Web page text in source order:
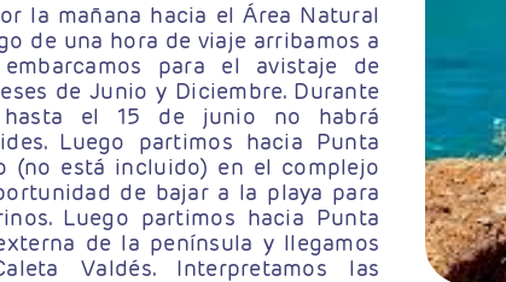
la mañana hacia el Área Natural
de una hora de viaje arribamos a
para el avistaje de
de Junio y Diciembre. Durante
el 15 de junio no habrá
Luego partimos hacia Punta
(no está incluido) en el complejo
de bajar a la playa para
Luego partimos hacia Punta
de la península y llegamos
Valdés. Interpretamos las